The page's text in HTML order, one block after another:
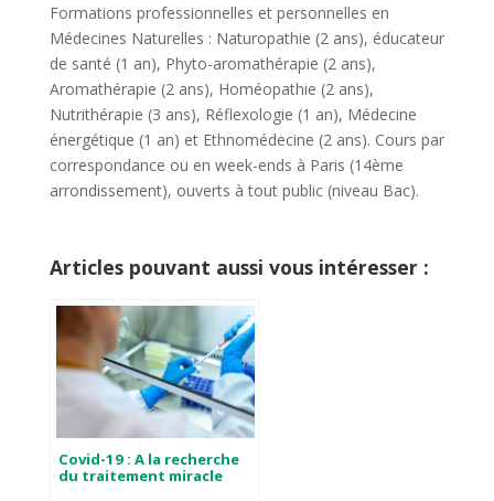
Formations professionnelles et personnelles en
Médecines Naturelles : Naturopathie (2 ans), éducateur
de santé (1 an), Phyto-aromathérapie (2 ans),
Aromathérapie (2 ans), Homéopathie (2 ans),
Nutrithérapie (3 ans), Réflexologie (1 an), Médecine
énergétique (1 an) et Ethnomédecine (2 ans). Cours par
correspondance ou en week-ends à Paris (14ème
arrondissement), ouverts à tout public (niveau Bac).
Articles pouvant aussi vous intéresser :
Covid-19 : A la recherche
du traitement miracle